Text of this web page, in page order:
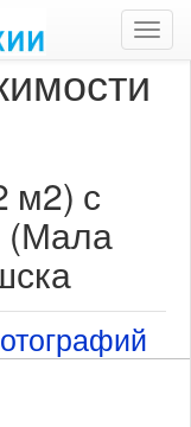
м2) с
(Мала